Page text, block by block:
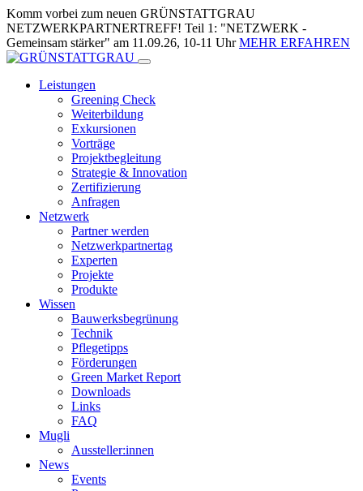
Skip
to
Content
Komm vorbei zum neuen GRÜNSTATTGRAU
NETZWERKPARTNERTREFF! Teil 1: "NETZWERK -
Gemeinsam stärker" am 11.09.26, 10-11 UhrMEHR ERFAHREN
Leistungen
Greening Check
Weiterbildung
Exkursionen
Vorträge
Projektbegleitung
Strategie & Innovation
Zertifizierung
Anfragen
Netzwerk
Partner werden
Netzwerkpartnertag
Experten
Projekte
Produkte
Wissen
Bauwerksbegrünung
Technik
Pflegetipps
Förderungen
Green Market Report
Downloads
Links
FAQ
Mugli
Aussteller:innen
News
Events